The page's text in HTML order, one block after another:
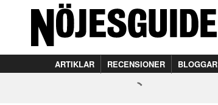
ARTIKLAR RECENSIONER BLOGGAR